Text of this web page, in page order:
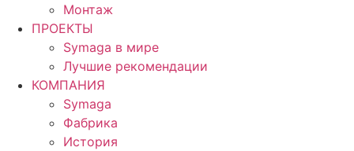
Монтаж
ПРОЕКТЫ
Symaga в мире
Лучшие рекомендации
КОМПАНИЯ
Symaga
Фабрика
История